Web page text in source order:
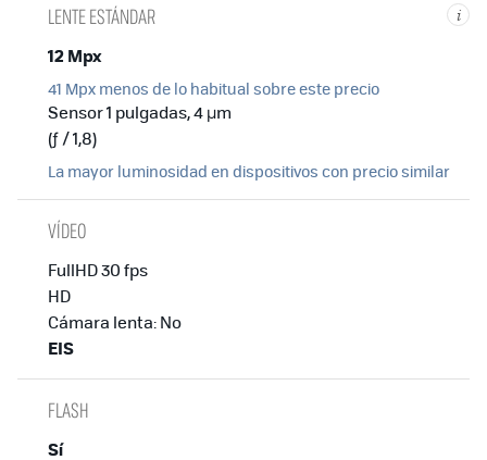
i
LENTE ESTÁNDAR
12 Mpx
41 Mpx menos de lo habitual sobre este precio
Sensor 1 pulgadas, 4 µm
(ƒ / 1,8)
La mayor luminosidad en dispositivos con precio similar
VÍDEO
FullHD 30 fps
HD
Cámara lenta: No
EIS
FLASH
Sí